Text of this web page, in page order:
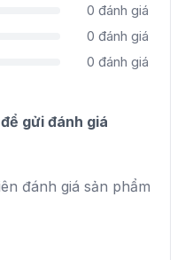
0 đánh giá
0 đánh giá
0 đánh giá
gửi đánh giá
đánh giá sản phẩm